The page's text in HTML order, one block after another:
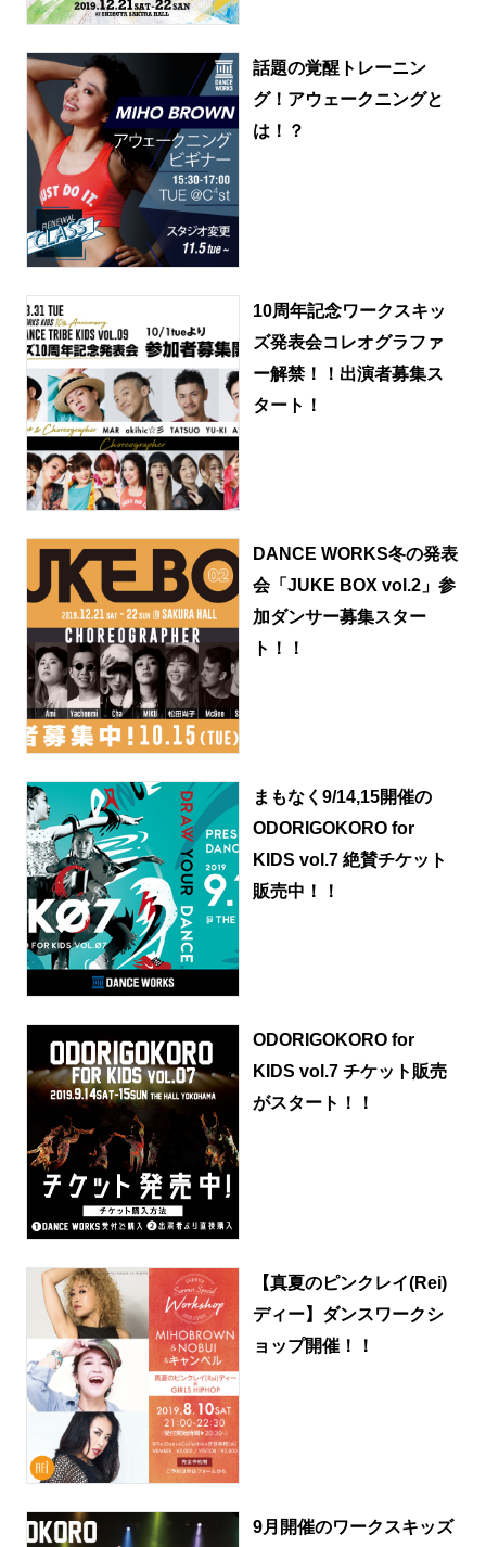
話題の覚醒トレーニン
グ！アウェークニングと
は！？
10周年記念ワークスキッ
ズ発表会コレオグラファ
ー解禁！！出演者募集ス
タート！
DANCE WORKS冬の発表
会「JUKE BOX vol.2」参
加ダンサー募集スター
ト！！
まもなく9/14,15開催の
ODORIGOKORO for
KIDS vol.7 絶賛チケット
販売中！！
ODORIGOKORO for
KIDS vol.7 チケット販売
がスタート！！
【真夏のピンクレイ(Rei)
ディー】ダンスワークシ
ョップ開催！！
9月開催のワークスキッズ